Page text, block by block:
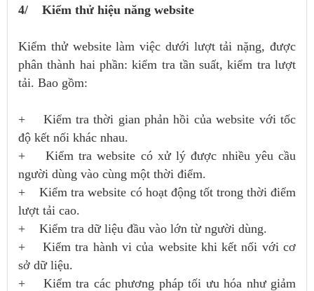
4/ Kiểm thử hiệu năng website
Kiểm thử website làm việc dưới lượt tải nặng, được
phân thành hai phần: kiểm tra tần suất, kiểm tra lượt
tải. Bao gồm:
+ Kiểm tra thời gian phản hồi của website với tốc
độ kết nối khác nhau.
+ Kiểm tra website có xử lý được nhiều yêu cầu
người dùng vào cùng một thời điểm.
+ Kiểm tra website có hoạt động tốt trong thời điểm
lượt tải cao.
+ Kiểm tra dữ liệu đầu vào lớn từ người dùng.
+ Kiểm tra hành vi của website khi kết nối với cơ
sở dữ liệu.
+ Kiểm tra các phương pháp tối ưu hóa như giảm